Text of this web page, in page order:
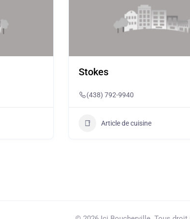
Stokes
(438) 792-9940
Article de cuisine